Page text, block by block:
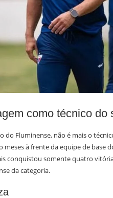
como técnico do
do Fluminense, não é mais o
à frente da equipe de base
conquistou somente quatro
da categoria.